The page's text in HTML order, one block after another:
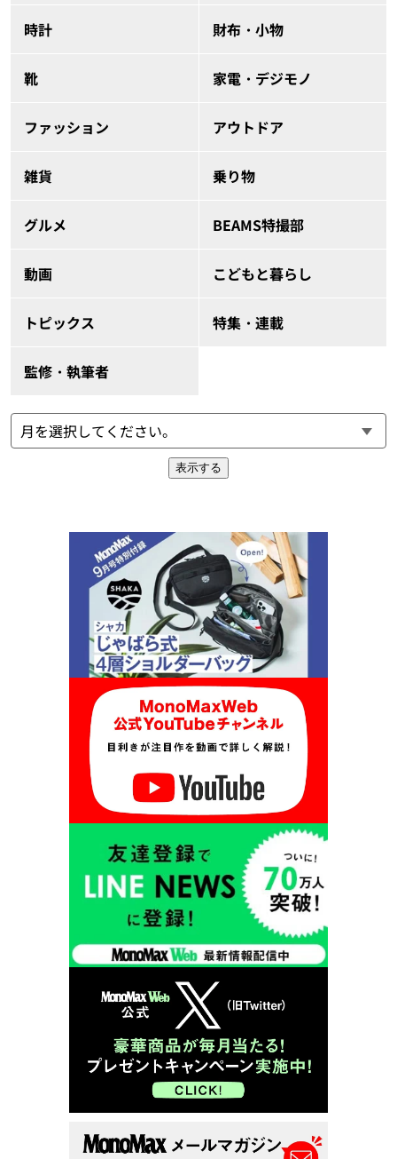
時計 財布・小物
靴 家電・デジモノ
ファッション アウトドア
雑貨 乗り物
グルメ BEAMS特撮部
動画 こどもと暮らし
トピックス 特集・連載
監修・執筆者
表示する